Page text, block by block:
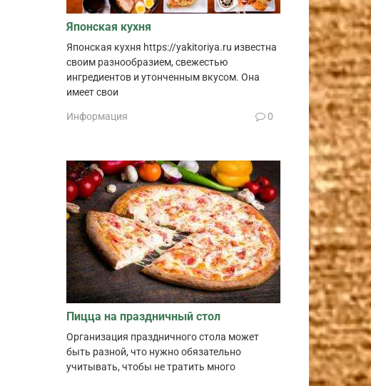
Японская кухня
Японская кухня https://yakitoriya.ru известна
своим разнообразием, свежестью
ингредиентов и утонченным вкусом. Она
имеет свои
Информация 0
Пицца на праздничный стол
Организация праздничного стола может
быть разной, что нужно обязательно
учитывать, чтобы не тратить много